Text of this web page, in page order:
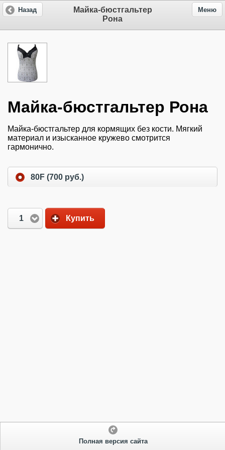
Майка-бюстгальтер
Рона
Назад Меню
Майка-бюстгальтер Рона
Майка-бюстгальтер для кормящих без кости. Мягкий
материал и изысканное кружево смотрится
гармонично.
80F (700 руб.)
1 Купить
Полная версия сайта